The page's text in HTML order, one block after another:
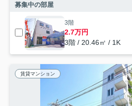
募集中の部屋
3階
2.7万円
3階 / 20.46㎡ / 1K
賃貸マンション